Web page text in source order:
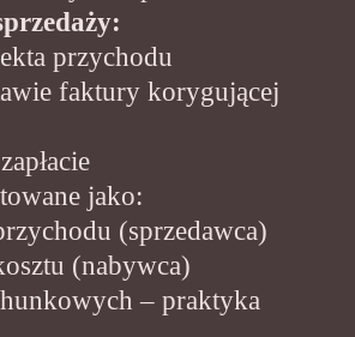
przychodu
faktury korygującej
jako:
(sprzedawca)
(nabywca)
– praktyka